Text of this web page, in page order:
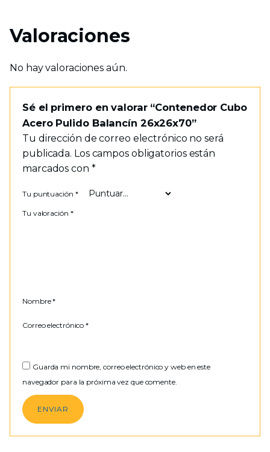
Valoraciones
No hay valoraciones aún.
Sé el primero en valorar “Contenedor Cubo
Acero Pulido Balancín 26x26x70”
Tu dirección de correo electrónico no será
publicada. Los campos obligatorios están
marcados con *
Tu puntuación *
Tu valoración *
Nombre*
Correo electrónico*
Guarda mi nombre, correo electrónico y web en este
navegador para la próxima vez que comente.